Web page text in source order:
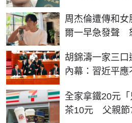
周杰倫遭傳和
爾一早急發聲
胡錦濤一家三
內幕：習近平應
全家拿鐵20元
茶10元 父親節